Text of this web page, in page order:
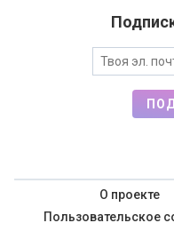
О проекте
Пользовательское